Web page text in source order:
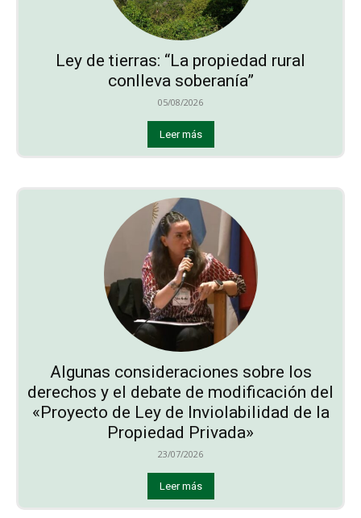
Ley de tierras: “La propiedad rural
conlleva soberanía”
05/08/2026
Leer más
Algunas consideraciones sobre los
derechos y el debate de modificación del
«Proyecto de Ley de Inviolabilidad de la
Propiedad Privada»
23/07/2026
Leer más